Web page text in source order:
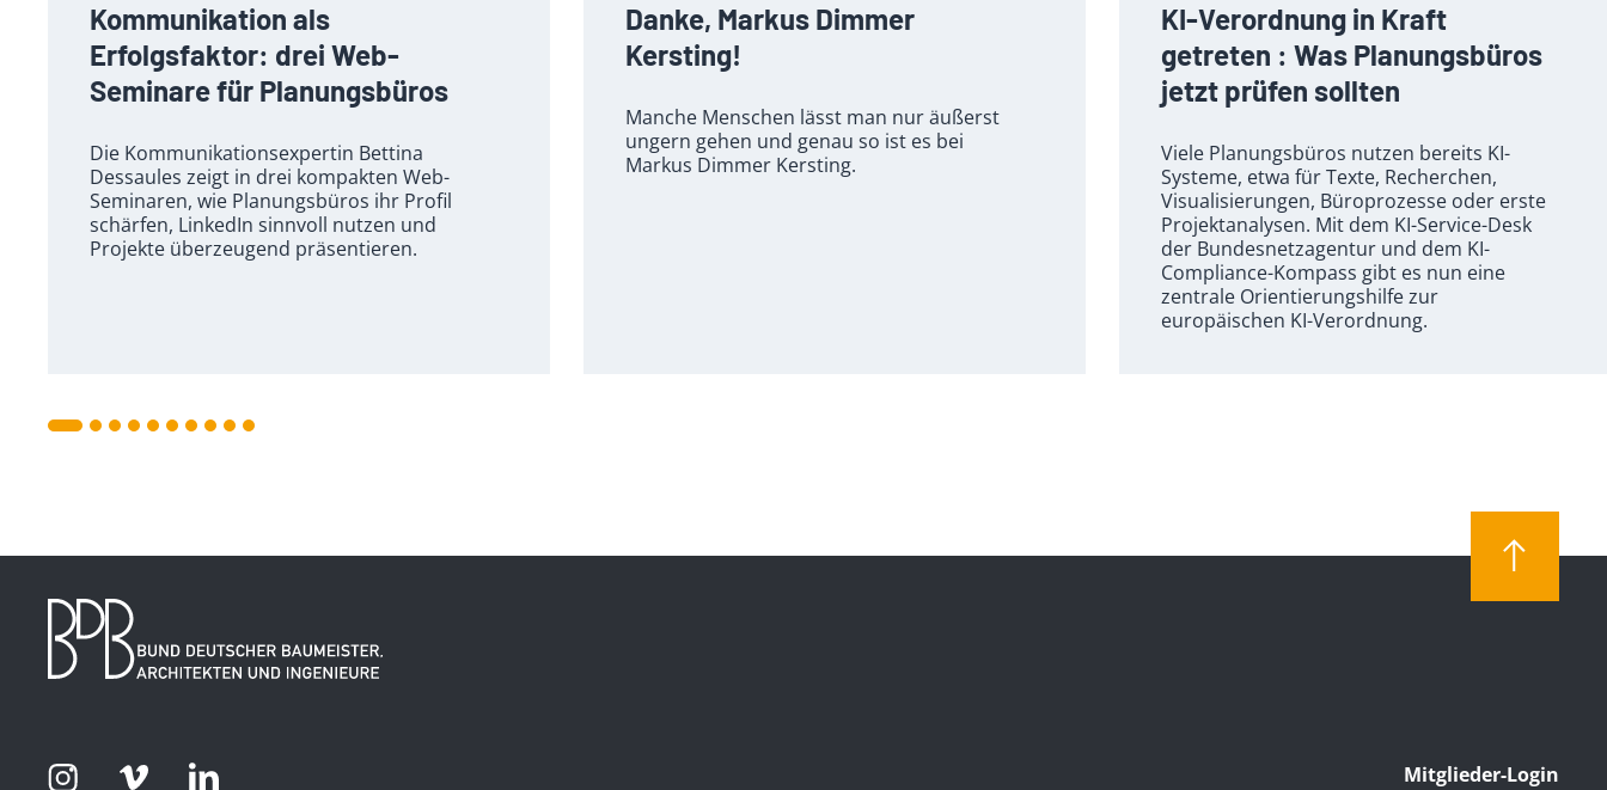
Kommunikation als
Erfolgsfaktor: drei Web-
Seminare für Planungsbüros
Die Kommunikationsexpertin Bettina
Dessaules zeigt in drei kompakten Web-
Seminaren, wie Planungsbüros ihr Profil
schärfen, LinkedIn sinnvoll nutzen und
Projekte überzeugend präsentieren.
Danke, Markus Dimmer
Kersting!
Manche Menschen lässt man nur äußerst
ungern gehen und genau so ist es bei
Markus Dimmer Kersting.
KI-Verordnung in Kraft
getreten : Was Planungsbüros
jetzt prüfen sollten
Viele Planungsbüros nutzen bereits KI-
Systeme, etwa für Texte, Recherchen,
Visualisierungen, Büroprozesse oder erste
Projektanalysen. Mit dem KI-Service-Desk
der Bundesnetzagentur und dem KI-
Compliance-Kompass gibt es nun eine
zentrale Orientierungshilfe zur
europäischen KI-Verordnung.
Mitglieder-Login